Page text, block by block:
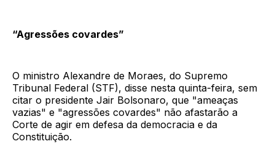
“Agressões covardes”
O ministro Alexandre de Moraes, do Supremo
Tribunal Federal (STF), disse nesta quinta-feira, sem
citar o presidente Jair Bolsonaro, que "ameaças
vazias" e "agressões covardes" não afastarão a
Corte de agir em defesa da democracia e da
Constituição.